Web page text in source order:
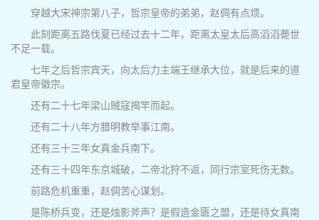
穿越大宋神宗第八子，哲宗皇帝的弟弟，赵倜有点烦。
此刻距离五路伐夏已经过去十二年，距离太皇太后高滔滔薨世
不足一载。
七年之后哲宗宾天，向太后力主端王继承大位，就是后来的道
君皇帝徽宗。
还有二十七年梁山贼寇揭竿而起。
还有二十八年方腊明教举事江南。
还有三十三年女真金兵南下。
还有三十四年东京城破，二帝北狩不返，同行宗室死伤无数。
前路危机重重，赵倜苦心谋划。
是陈桥兵变，还是烛影斧声？是假造金匮之盟，还是待女真南